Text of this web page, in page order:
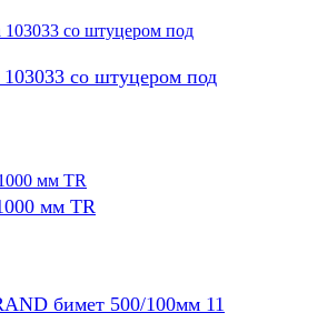
со штуцером под
мм TR
бимет 500/100мм 11